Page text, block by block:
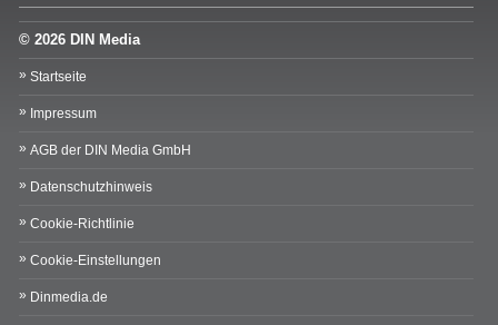
© 2026 DIN Media
Startseite
Impressum
AGB der DIN Media GmbH
Datenschutzhinweis
Cookie-Richtlinie
Cookie-Einstellungen
Dinmedia.de